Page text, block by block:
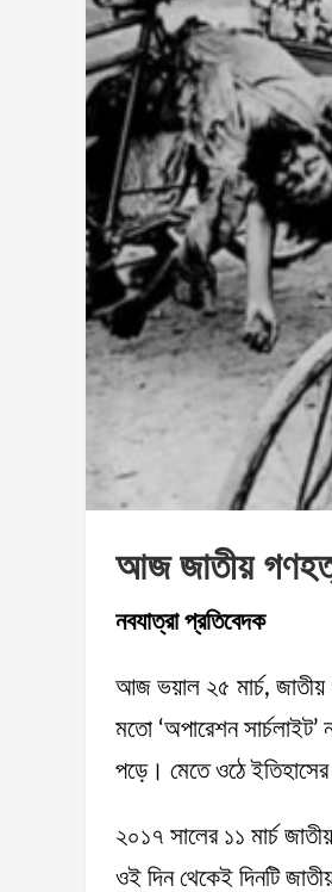
আজ জাতীয়
নবযাত্রা প্রতিবেদক
আজ ভয়াল ২৫ মার্চ, জাতীয়
মতো ‘অপারেশন সার্চলাইট’
পড়ে। মেতে ওঠে
২০১৭ সালের ১১ মার্চ
ওই দিন থেকেই দিনটি